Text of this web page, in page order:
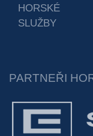
HORSKÉ
SLUŽBY
PARTNEŘI